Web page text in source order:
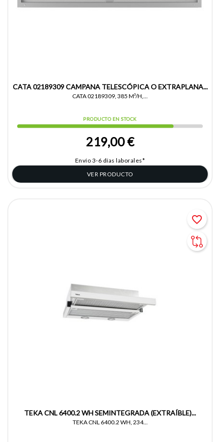
CATA 02189309 CAMPANA TELESCÓPICA O EXTRAPLANA...
CATA 02189309, 385 M³/H,...
PRODUCTO EN STOCK
219,00 €
Envío 3-6 días laborales*
VER PRODUCTO
TEKA CNL 6400.2 WH SEMINTEGRADA (EXTRAÍBLE)...
TEKA CNL 6400.2 WH, 234...
favorite_border